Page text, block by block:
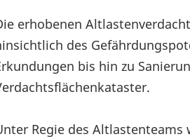
erhobenen
des
bis hin zu
Regie des